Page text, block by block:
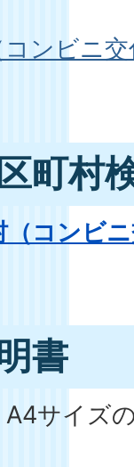
ンビニ
町村
コンビ
書
サイズ